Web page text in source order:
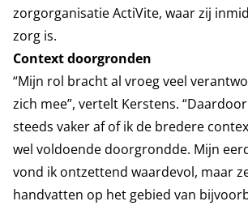
zorgorganisatie ActiVite, waar zij
zorg is.
Context doorgronden
“Mijn rol bracht al vroeg veel
zich mee”, vertelt Kerstens.
steeds vaker af of ik de bredere
wel voldoende doorgrondde. Mijn
vond ik ontzettend waardevol, maar
handvatten op het gebied van